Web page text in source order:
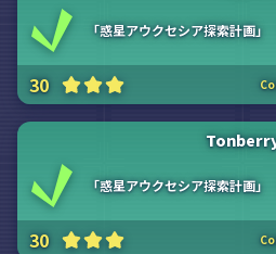
「惑星アウクセシア探索計画
30
「惑星アウクセシア探索計画
30